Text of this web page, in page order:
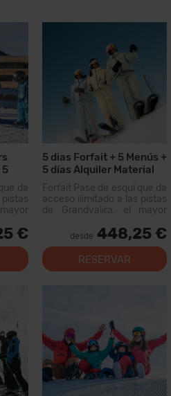
5
da
200
€
5 dias Forfait + 5 Menús +
5 días Alquiler Material
Forfait Pase de esquí que da
acceso ilimitado a las pistas
de Grandvalira, el mayor
Pirineos. Con este forfait
podrás recorrer más de 200
km de pistas, con opciones
para todos los niveles,
desde 448,25 €
RESERVAR